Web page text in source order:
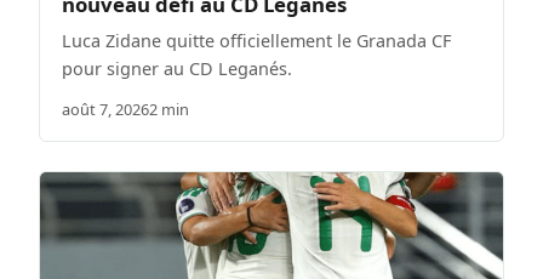
Luca Zidane quitte officiellement le Granada CF
pour signer au CD Leganés.
août 7, 20262 min